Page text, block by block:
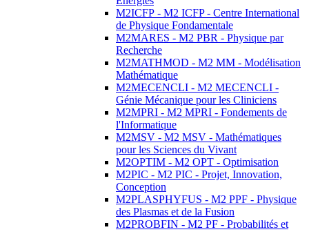
M2ICFP - M2 ICFP - Centre International
de Physique Fondamentale
M2MARES - M2 PBR - Physique par
Recherche
M2MATHMOD - M2 MM - Modélisation
Mathématique
M2MECENCLI - M2 MECENCLI -
Génie Mécanique pour les Cliniciens
M2MPRI - M2 MPRI - Fondements de
l'Informatique
M2MSV - M2 MSV - Mathématiques
pour les Sciences du Vivant
M2OPTIM - M2 OPT - Optimisation
M2PIC - M2 PIC - Projet, Innovation,
Conception
M2PLASPHYFUS - M2 PPF - Physique
des Plasmas et de la Fusion
M2PROBFIN - M2 PF - Probabilités et